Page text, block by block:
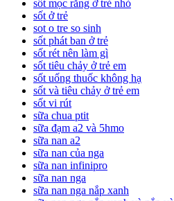
sốt mọc răng ở trẻ nhỏ
sốt ở trẻ
sot o tre so sinh
sốt phát ban ở trẻ
sốt rét nên làm gì
sốt tiêu chảy ở trẻ em
sốt uống thuốc không hạ
sốt và tiêu chảy ở trẻ em
sốt vi rút
sữa chua ptit
sữa đạm a2 và 5hmo
sữa nan a2
sữa nan của nga
sữa nan infinipro
sữa nan nga
sữa nan nga nắp xanh